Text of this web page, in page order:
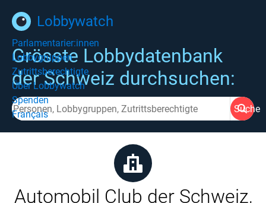
Lobbywatch
Parlamentarier:innen
Lobbygruppen
Zutrittsberechtigte
Über Lobbywatch
Spenden
Français
Grösste Lobbydatenbank
der Schweiz durchsuchen:
Suche
Automobil Club der Schweiz,